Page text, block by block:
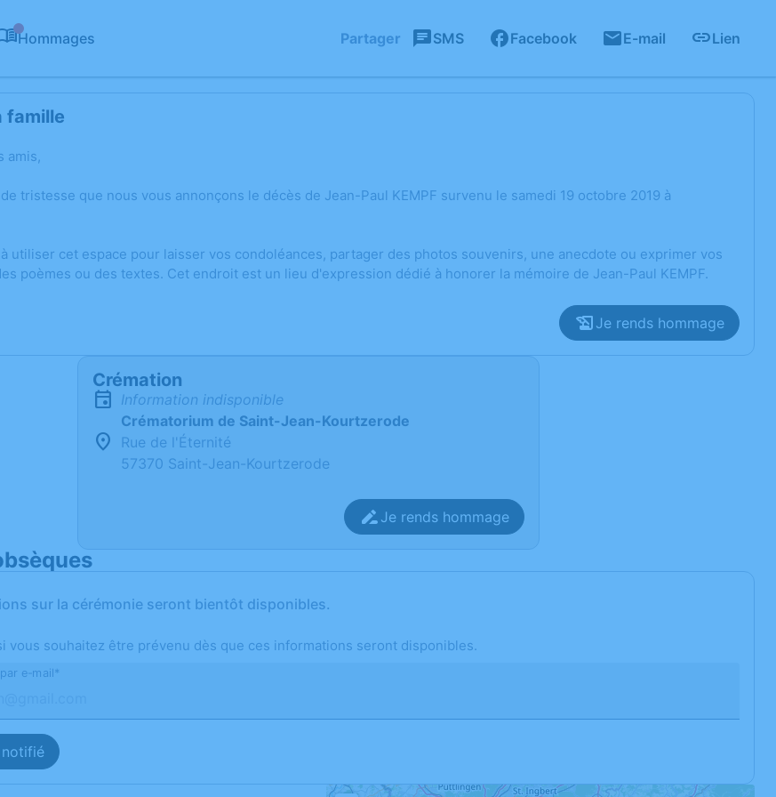
Hommages Partager SMS Facebook E-mail Lien
famille
amis,
tristesse que nous vous annonçons le décès de Jean-Paul KEMPF survenu le samedi 19 octobre 2019 à
utiliser cet espace pour laisser vos condoléances, partager des photos souvenirs, une anecdote ou exprimer vos
poèmes ou des textes. Cet endroit est un lieu d'expression dédié à honorer la mémoire de Jean-Paul KEMPF.
Je rends hommage
Crémation
Information indisponible
Crématorium de Saint-Jean-Kourtzerode
Rue de l'Éternité
57370 Saint-Jean-Kourtzerode
Je rends hommage
sur la cérémonie seront bientôt disponibles.
vous souhaitez être prévenu dès que ces informations seront disponibles.
e-mail*
notifié